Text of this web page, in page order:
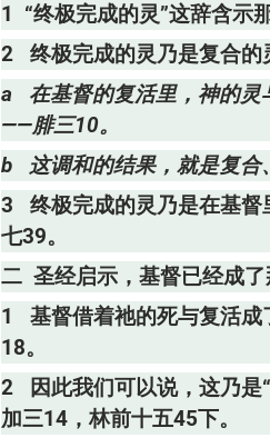
1 “终极完成的灵”这辞含示
2 终极完成的灵乃是复合的
a 在基督的复活里，神的灵
——腓三10。
b 这调和的结果，就是复合
3 终极完成的灵乃是在基督
七39。
二 圣经启示，基督已经成
1 基督借着祂的死与复活成
18。
2 因此我们可以说，这乃是
加三14，林前十五45下。